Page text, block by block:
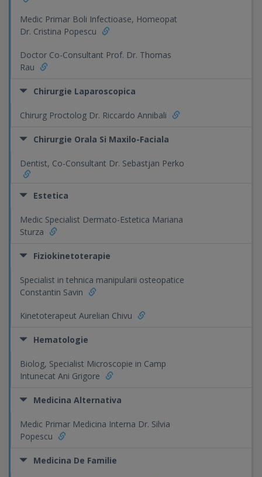
Medic Primar Boli Infectioase, Homeopat
Dr. Cristina Popescu
Doctor Co-Consultant Prof. Dr. Thomas
Rau
Chirurgie Laparoscopica
Chirurg Proctolog Dr. Riccardo Annibali
Chirurgie Orala Si Maxilo-Faciala
Dentist, Co-Consultant Dr. Sebastjan Perko
Estetica
Medic Specialist Dermato-Estetica Mariana
Sturza
Fiziokinetoterapie
Specialist in tehnica manipularii osteopatice
Constantin Savin
Kinetoterapeut Aurelian Chivu
Hematologie
Biolog, Specialist Microscopie in Camp
Intunecat Ani Grigore
Medicina Alternativa
Medic Primar Medicina Interna Dr. Silvia
Popescu
Medicina De Familie